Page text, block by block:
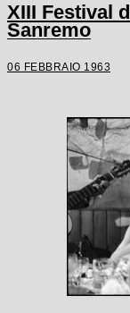
XIII Festival
Sanremo
06 FEBBRAIO 1963